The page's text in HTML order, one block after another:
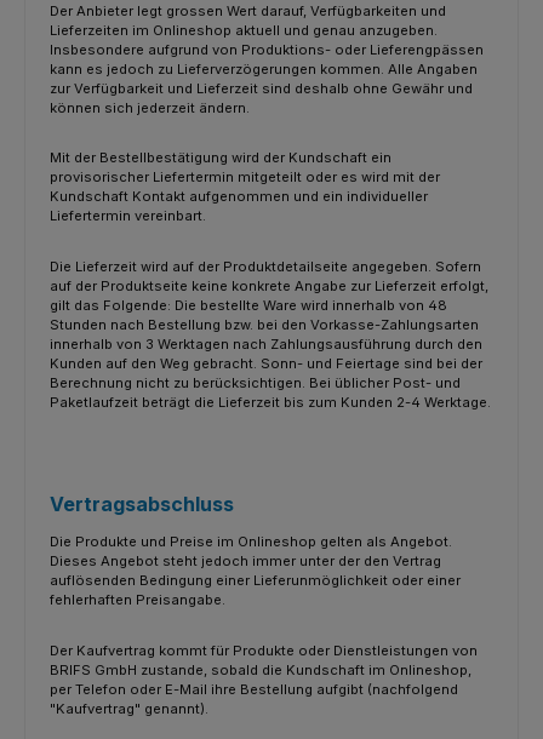
Der Anbieter legt grossen Wert darauf, Verfügbarkeiten und
Lieferzeiten im Onlineshop aktuell und genau anzugeben.
Insbesondere aufgrund von Produktions- oder Lieferengpässen
kann es jedoch zu Lieferverzögerungen kommen. Alle Angaben
zur Verfügbarkeit und Lieferzeit sind deshalb ohne Gewähr und
können sich jederzeit ändern.
Mit der Bestellbestätigung wird der Kundschaft ein
provisorischer Liefertermin mitgeteilt oder es wird mit der
Kundschaft Kontakt aufgenommen und ein individueller
Liefertermin vereinbart.
Die Lieferzeit wird auf der Produktdetailseite angegeben. Sofern
auf der Produktseite keine konkrete Angabe zur Lieferzeit erfolgt,
gilt das Folgende: Die bestellte Ware wird innerhalb von 48
Stunden nach Bestellung bzw. bei den Vorkasse-Zahlungsarten
innerhalb von 3 Werktagen nach Zahlungsausführung durch den
Kunden auf den Weg gebracht. Sonn- und Feiertage sind bei der
Berechnung nicht zu berücksichtigen. Bei üblicher Post- und
Paketlaufzeit beträgt die Lieferzeit bis zum Kunden 2-4 Werktage.
Vertragsabschluss
Die Produkte und Preise im Onlineshop gelten als Angebot.
Dieses Angebot steht jedoch immer unter der den Vertrag
auflösenden Bedingung einer Lieferunmöglichkeit oder einer
fehlerhaften Preisangabe.
Der Kaufvertrag kommt für Produkte oder Dienstleistungen von
BRIFS GmbH zustande, sobald die Kundschaft im Onlineshop,
per Telefon oder E-Mail ihre Bestellung aufgibt (nachfolgend
"Kaufvertrag" genannt).